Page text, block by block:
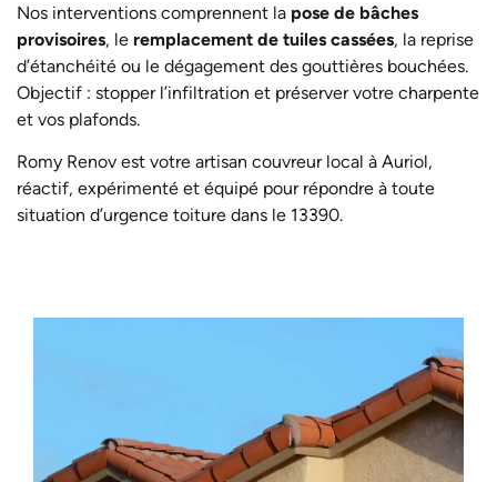
Nos interventions comprennent la pose de bâches
provisoires, le remplacement de tuiles cassées, la reprise
d’étanchéité ou le dégagement des gouttières bouchées.
Objectif : stopper l’infiltration et préserver votre charpente
et vos plafonds.
Romy Renov est votre artisan couvreur local à Auriol,
réactif, expérimenté et équipé pour répondre à toute
situation d’urgence toiture dans le 13390.